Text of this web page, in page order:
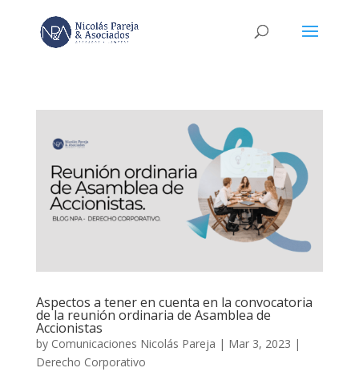
Aspectos a tener en cuenta en la convocatoria
de la reunión ordinaria de Asamblea de
Accionistas
by Comunicaciones Nicolás Pareja | Mar 3, 2023 |
Derecho Corporativo